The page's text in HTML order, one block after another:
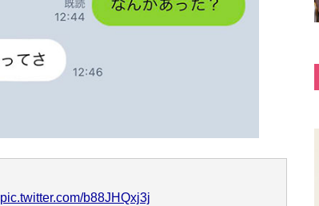
pic.twitter.com/b88JHQxj3j